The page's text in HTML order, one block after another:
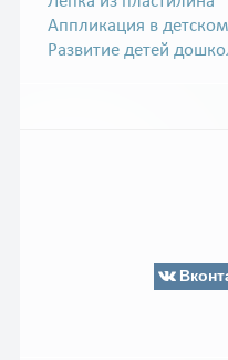
Аппликация в
Развитие детей